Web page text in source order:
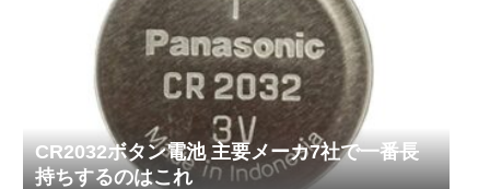
CR2032ボタン電池 主要メーカ7社で一番長
持ちするのはこれ